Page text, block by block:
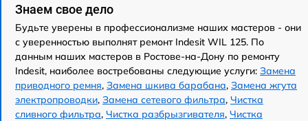
Знаем свое дело
Будьте уверены в профессионализме наших мастеров - они
с уверенностью выполнят ремонт Indesit WIL 125. По
данным наших мастеров в Ростове-на-Дону по ремонту
Indesit, наиболее востребованы следующие услуги: Замена
приводного ремня, Замена шкива барабана, Замена жгута
электропроводки, Замена сетевого фильтра, Чистка
сливного фильтра, Чистка разбрызгивателя, Чистка